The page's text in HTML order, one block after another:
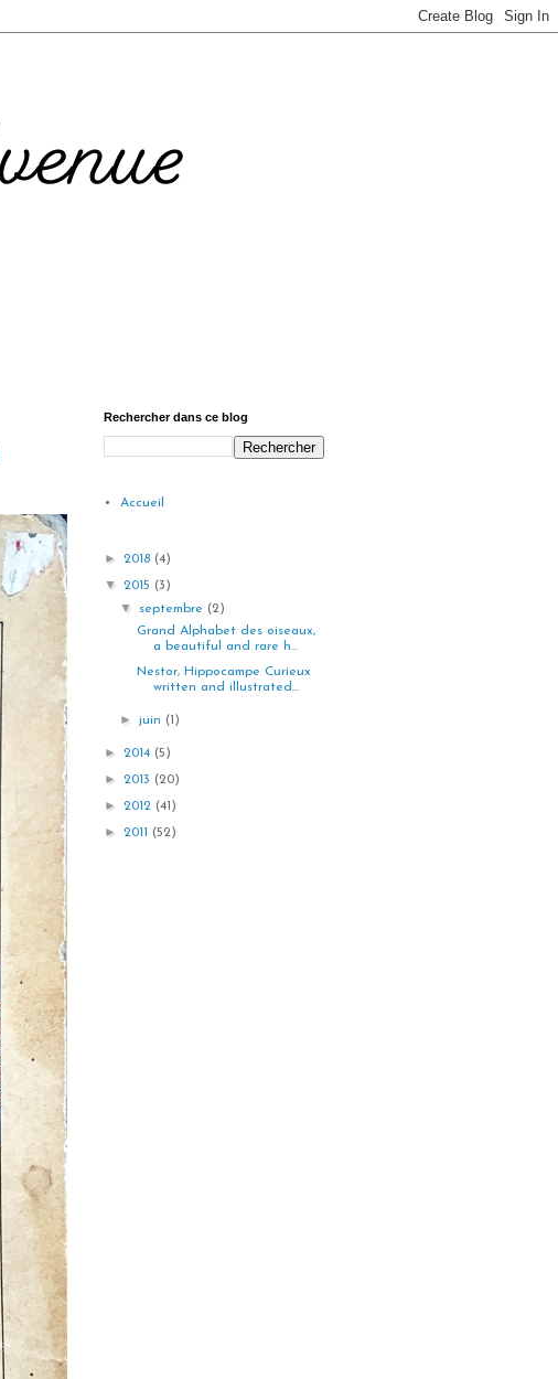
Rechercher dans ce blog
Accueil
► 2018 (4)
▼ 2015 (3)
▼ septembre (2)
Grand Alphabet des oiseaux,
a beautiful and rare h...
Nestor, Hippocampe Curieux
written and illustrated...
►juin (1)
► 2014 (5)
► 2013 (20)
► 2012 (41)
► 2011 (52)